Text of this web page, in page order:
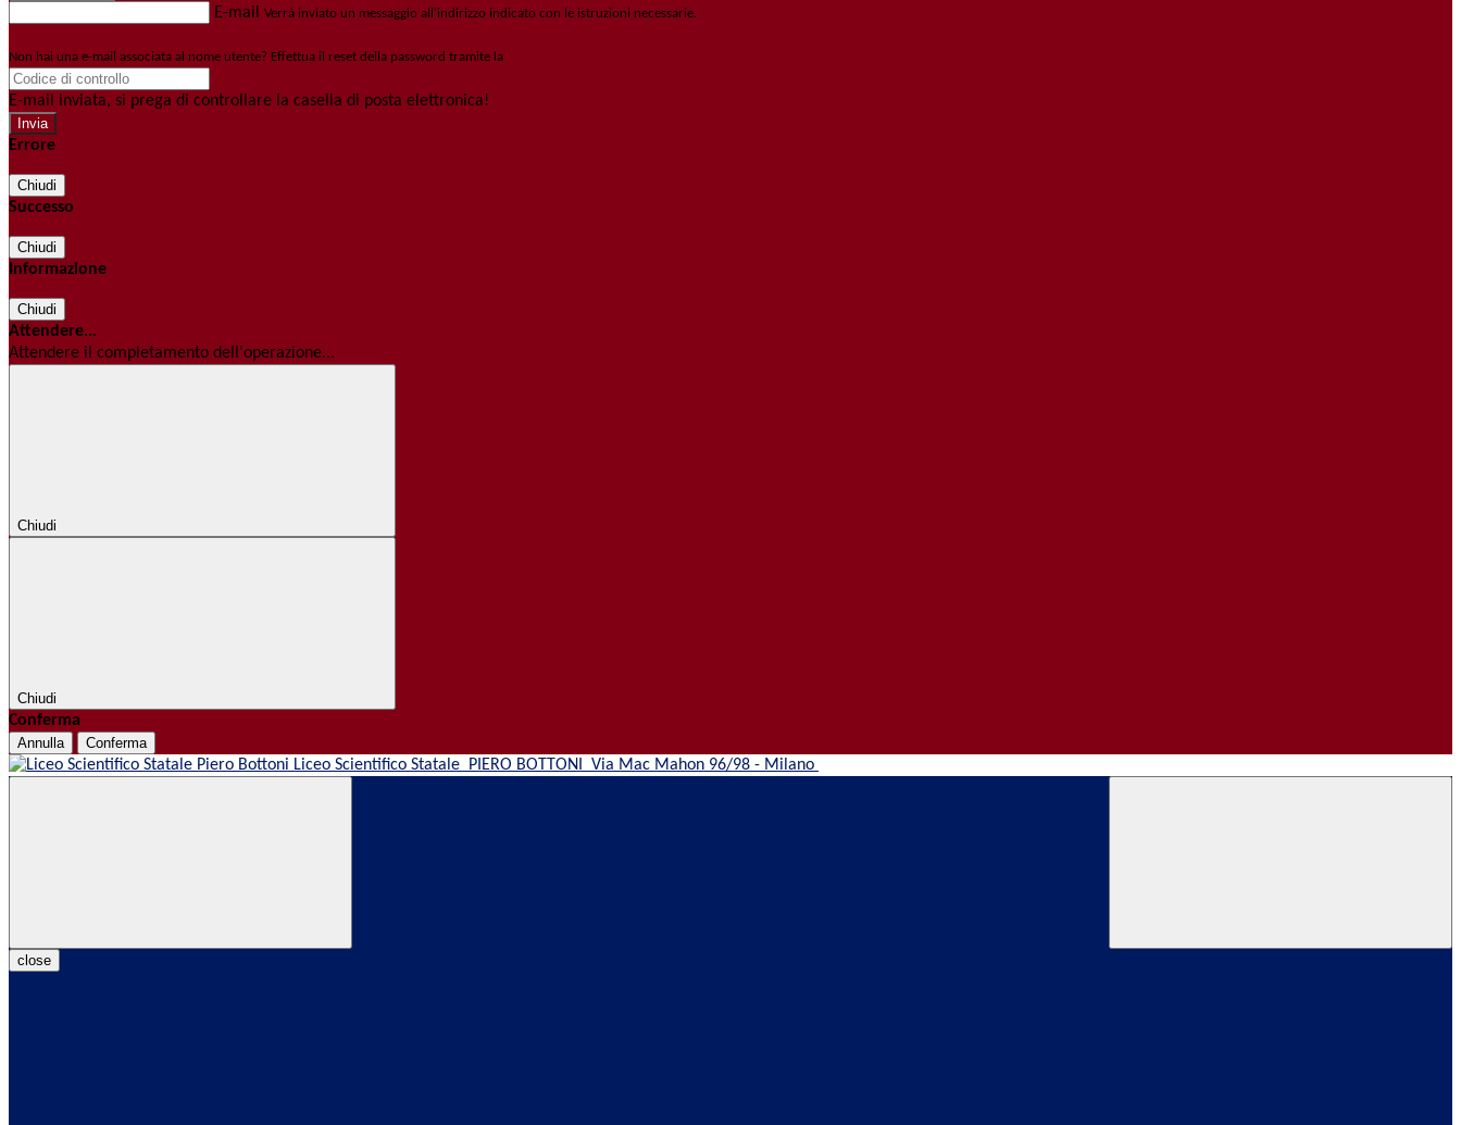
E-mail Verrà inviato un messaggio all'indirizzo indicato con le istruzioni necessarie.
Non hai una e-mail associata al nome utente? Effettua il reset della password tramite la
E-mail inviata, si prega di controllare la casella di posta elettronica!
Errore
Chiudi
Successo
Chiudi
Informazione
Chiudi
Attendere...
Attendere il completamento dell'operazione...
Chiudi
Chiudi
Conferma
Annulla Conferma
Liceo Scientifico Statale PIERO BOTTONI Via Mac Mahon 96/98 - Milano
close